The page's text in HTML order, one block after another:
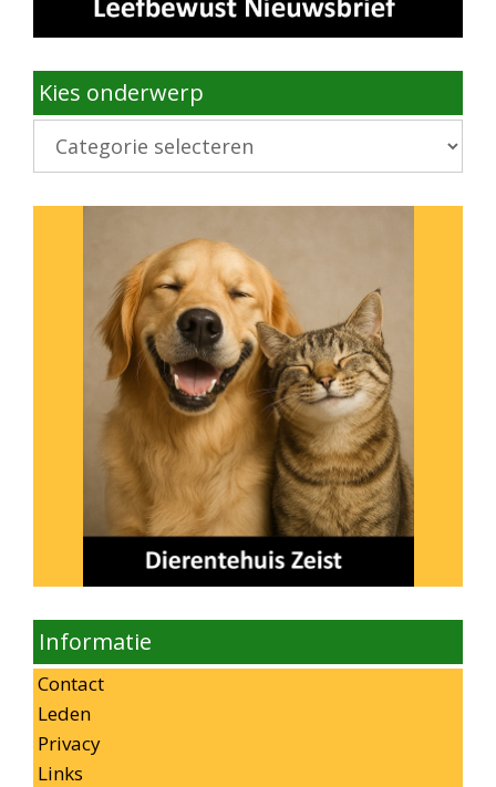
Kies onderwerp
Kies
onderwerp
Informatie
Contact
Leden
Privacy
Links